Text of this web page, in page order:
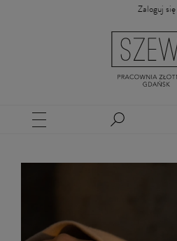
Zaloguj się